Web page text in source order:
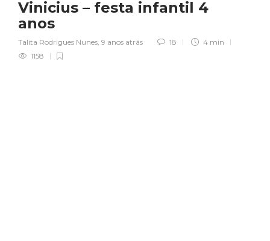
Vinicius – festa infantil 4
anos
Talita Rodrigues Nunes, 9 anos atrás 18
4 min
1158